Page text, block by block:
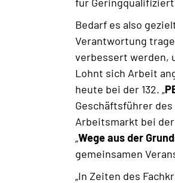
Bedarf es also
Verantwortung
verbessert werden,
Lohnt sich Arbeit
heute bei der 132. „
Geschäftsführer
Arbeitsmarkt bei
„Wege aus der
gemeinsamen
„In Zeiten des